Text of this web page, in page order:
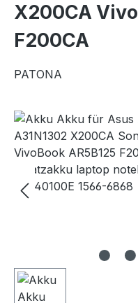
X200CA
F200CA
PATONA
Bildergalerie